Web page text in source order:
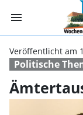
menu
Politische
Veröffentlicht am